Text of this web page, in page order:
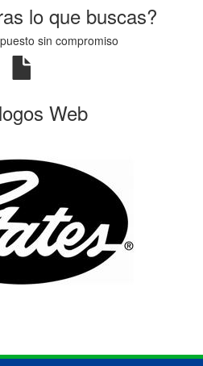
lo que buscas?
sin compromiso
Web